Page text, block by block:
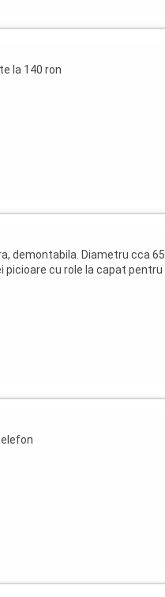
la 140 ron
demontabila. Diametru cca 65
picioare cu role la capat pentru